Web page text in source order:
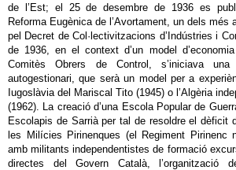
de l’Est; el 25 de desembre de 1936 es
Reforma Eugènica de l’Avortament, un dels més
pel Decret de Col·lectivitzacions d’Indústries i
de 1936, en el context d’un model
Comitès Obrers de Control, s’iniciava
autogestionari, que serà un model per a
Iugoslàvia del Mariscal Tito (1945) o l’Algèria
(1962). La creació d’una Escola Popular de
Escolapis de Sarrià per tal de resoldre el dèficit
les Milícies Pirinenques (el Regiment Pirinenc
amb militants independentistes de formació
directes del Govern Català, l’organització